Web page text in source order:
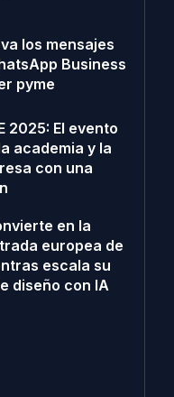
los mensajes
Business
pyme
2025: El evento
academia y la
con una
en la
europea de
escala su
diseño con IA